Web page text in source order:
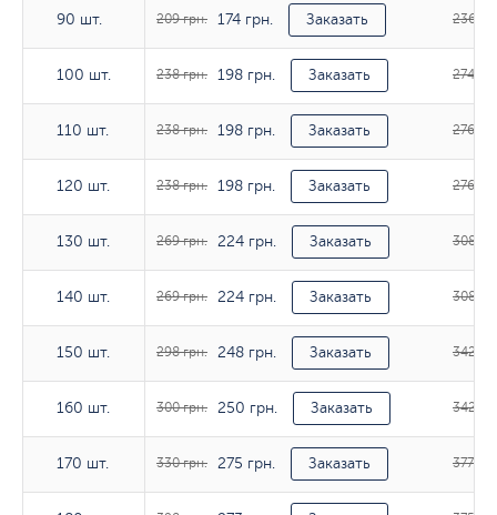
90 шт.
100 шт.
110 шт.
120 шт.
130 шт.
140 шт.
150 шт.
160 шт.
170 шт.
90 шт. 209 грн. 174 грн. Заказать 236
100 шт. 238 грн. 198 грн. Заказать 274
110 шт. 238 грн. 198 грн. Заказать 276
120 шт. 238 грн. 198 грн. Заказать 276
130 шт. 269 грн. 224 грн. Заказать 308
140 шт. 269 грн. 224 грн. Заказать 308
150 шт. 298 грн. 248 грн. Заказать 342
160 шт. 300 грн. 250 грн. Заказать 342
170 шт. 330 грн. 275 грн. Заказать 377